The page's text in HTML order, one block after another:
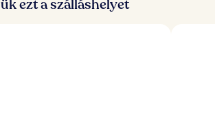
ezt a szálláshelyet